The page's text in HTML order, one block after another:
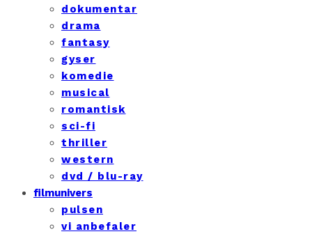
dokumentar
drama
fantasy
gyser
komedie
musical
romantisk
sci-fi
thriller
western
dvd / blu-ray
filmunivers
pulsen
vi anbefaler